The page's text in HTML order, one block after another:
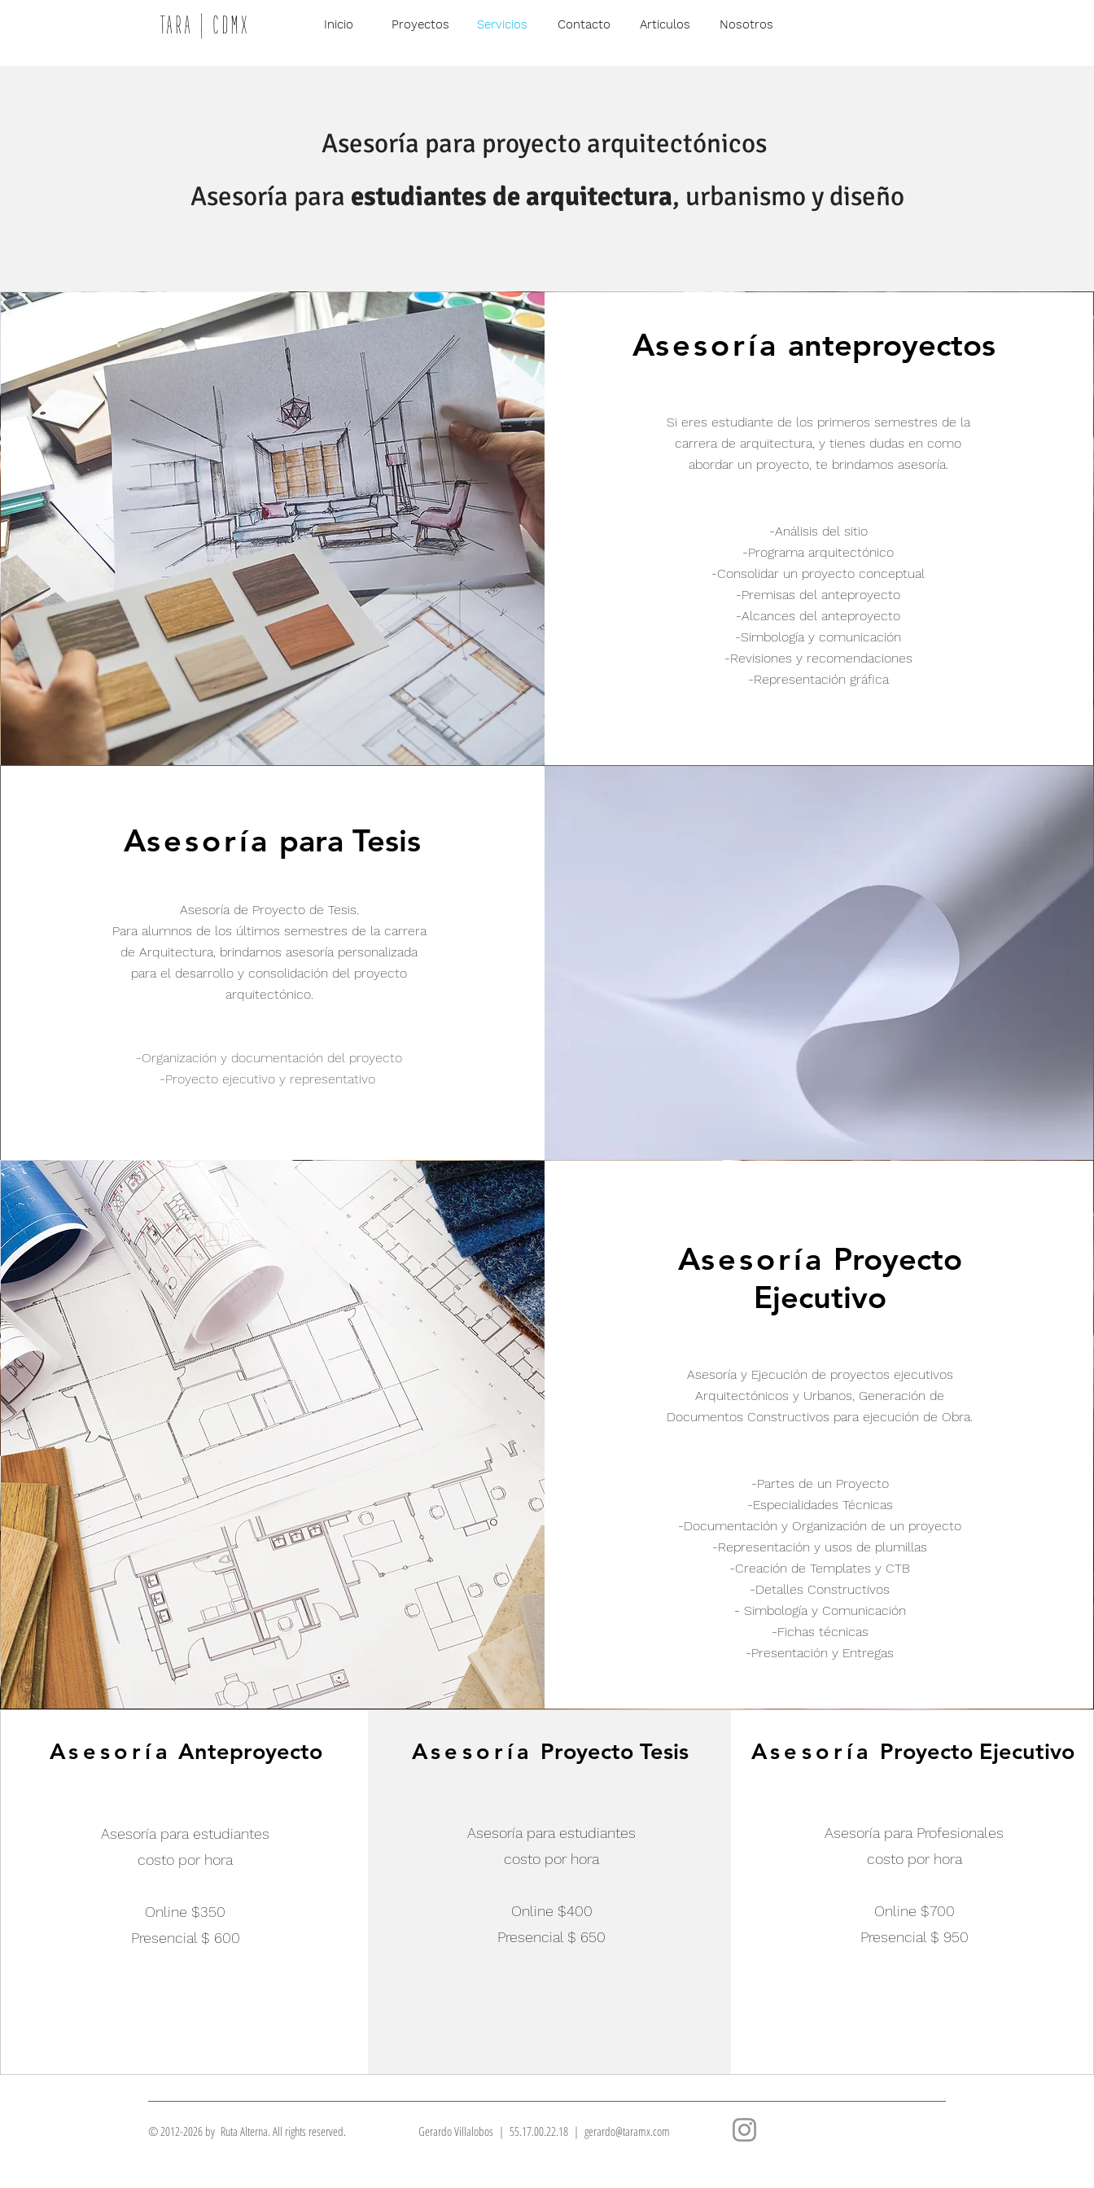
TARA | CDMX Inicio Proyectos Servicios Contacto Articulos Nosotros
Asesoría para proyecto arquitectónicos
Asesoría para estudiantes de arquitectura, urbanismo y diseño
Asesoría anteproyectos
Si eres estudiante de los primeros semestres de la
carrera de arquitectura, y tienes dudas en como
abordar un proyecto, te brindamos asesoría.
-Análisis del sitio
-Programaarquitectónico
-Consolidar un proyecto conceptual
-Premisas del anteproyecto
-Alcances del anteproyecto
-Simbología y comunicación
-Revisiones y recomendaciones
-Representación gráfica
Asesoría para Tesis
Asesoría de Proyecto de Tesis.
Para alumnos de los últimos semestres de la carrera
de Arquitectura, brindamosasesoríapersonalizada
para el desarrollo y consolidación del proyecto
arquitectónico.
-Organización y documentación del proyecto
-Proyecto ejecutivo y representativo
Asesoría Proyecto
Ejecutivo
Asesoría y Ejecución de proyectos ejecutivos
Arquitectónicos y Urbanos, Generación de
Documentos Constructivos para ejecución de Obra.
-Partes de un Proyecto
-Especialidades Técnicas
-Documentación y Organización de un proyecto
-Representación y usos de plumillas
-Creación de Templates y CTB
-Detalles Constructivos
- Simbología y Comunicación
-Fichas técnicas
-Presentación y Entregas
Asesoría Anteproyecto
Asesoría para estudiantes
costo por hora
Online $350
Presencial $ 600
Asesoría Proyecto Tesis
Asesoría para estudiantes
costo por hora
Online $400
Presencial $ 650
Asesoría Proyecto Ejecutivo
Asesoría para Profesionales
costo por hora
Online $700
Presencial $ 950
© 2012-2026 by Ruta Alterna. All rights reserved. Gerardo Villalobos | 55.17.00.22.18 | gerardo@taramx.com